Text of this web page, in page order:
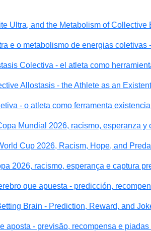
Ultra, and the Metabolism of
e o metabolismo de energias coletivas
Colectiva - el atleta como
Allostasis - the Athlete as an
- o atleta como ferramenta
Mundial 2026, racismo, esperanza y
Cup 2026, Racism, Hope, and
2026, racismo, esperança e captura
que apuesta - predicción,
Brain - Prediction, Reward, and
aposta - previsão, recompensa e